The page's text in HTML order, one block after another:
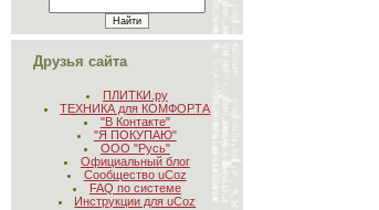
Друзья сайта
ПЛИТКИ.ру
ТЕХНИКА для КОМФОРТА
"В Контакте"
"Я ПОКУПАЮ"
ООО "Русь"
Официальный блог
Сообщество uCoz
FAQ по системе
Инструкции для uCoz